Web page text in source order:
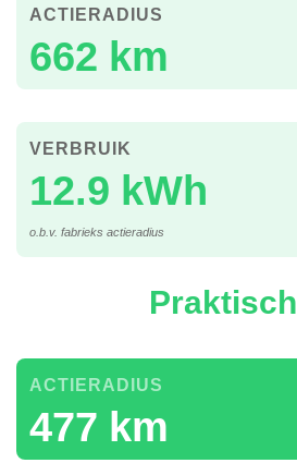
662 km
ACTIERADIUS
12.9 kWh
VERBRUIK
o.b.v. fabrieks actieradius
Praktisch
477 km
ACTIERADIUS